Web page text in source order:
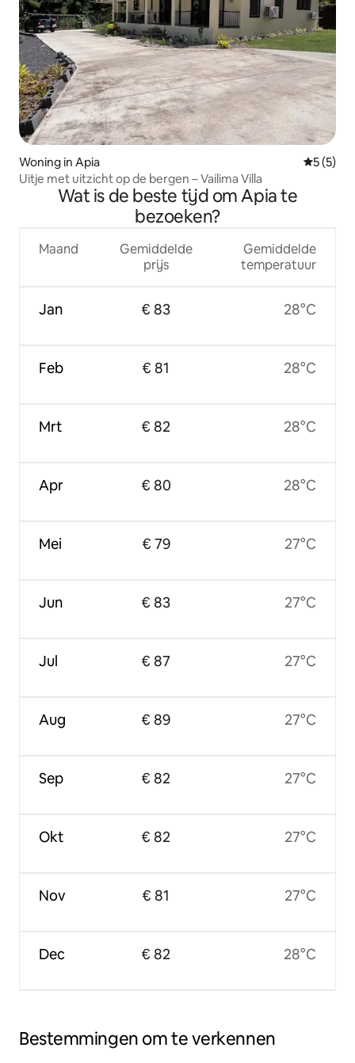
Woning in Apia
5 (5)
Uitje met uitzicht op de bergen – Vailima Villa
Wat is de beste tijd om Apia te
bezoeken?
Maand
Jan
Feb
Mrt
Apr
Mei
Jun
Jul
Aug
Sep
Okt
Nov
Dec
Gemiddelde
prijs
€ 83
€ 81
€ 82
€ 80
€ 79
€ 83
€ 87
€ 89
€ 82
€ 82
€ 81
€ 82
Gemiddelde
temperatuur
28°C
28°C
28°C
28°C
27°C
27°C
27°C
27°C
27°C
27°C
27°C
28°C
Bestemmingen om te verkennen